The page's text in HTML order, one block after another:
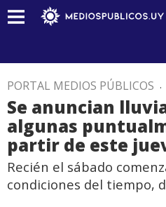
PORTAL MEDIOS PÚBLICOS .
Se anuncian
algunas
partir de este
Recién el sábado
condiciones del tiempo,